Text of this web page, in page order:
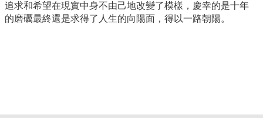
追求和希望在現實中身不由己地改變了模樣，慶幸的是十年
的磨礪最終還是求得了人生的向陽面，得以一路朝陽。